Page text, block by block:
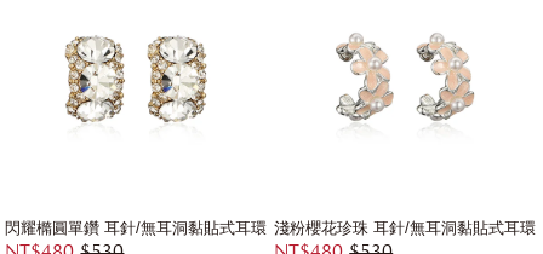
閃耀橢圓單鑽 耳針/無耳洞黏貼式耳環 淺粉櫻花珍珠 耳針/無耳洞黏貼式耳環